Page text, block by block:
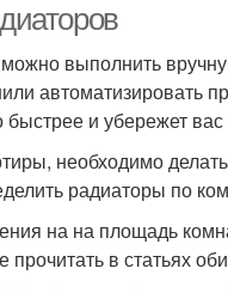
выполнить
автоматизировать
быстрее и убережет
необходимо
радиаторы по
на на площадь
в статьях